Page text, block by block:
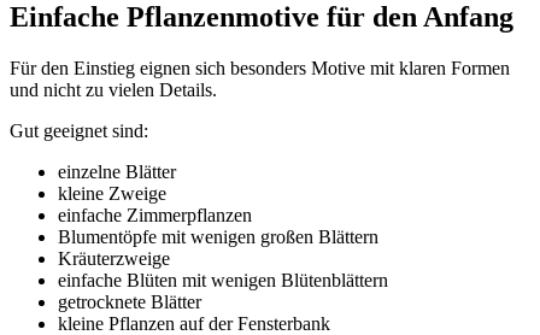
Einfache Pflanzenmotive für den Anfang
Für den Einstieg eignen sich besonders Motive mit klaren Formen
und nicht zu vielen Details.
Gut geeignet sind:
einzelne Blätter
kleine Zweige
einfache Zimmerpflanzen
Blumentöpfe mit wenigen großen Blättern
Kräuterzweige
einfache Blüten mit wenigen Blütenblättern
getrocknete Blätter
kleine Pflanzen auf der Fensterbank